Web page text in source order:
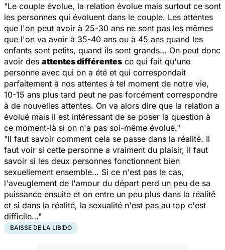
"Le couple évolue, la relation évolue mais surtout ce sont
les personnes qui évoluent dans le couple. Les attentes
que l'on peut avoir à 25-30 ans ne sont pas les mêmes
que l'on va avoir à 35-40 ans ou à 45 ans quand les
enfants sont petits, quand ils sont grands… On peut donc
avoir des attentes différentes ce qui fait qu'une
personne avec qui on a été et qui correspondait
parfaitement à nos attentes à tel moment de notre vie,
10-15 ans plus tard peut ne pas forcément correspondre
à de nouvelles attentes. On va alors dire que la relation a
évolué mais il est intéressant de se poser la question à
ce moment-là si on n'a pas soi-même évolué."
"Il faut savoir comment cela se passe dans la réalité. Il
faut voir si cette personne a vraiment du plaisir, il faut
savoir si les deux personnes fonctionnent bien
sexuellement ensemble… Si ce n'est pas le cas,
l'aveuglement de l'amour du départ perd un peu de sa
puissance ensuite et on entre un peu plus dans la réalité
et si dans la réalité, la sexualité n'est pas au top c'est
difficile…"
BAISSE DE LA LIBIDO